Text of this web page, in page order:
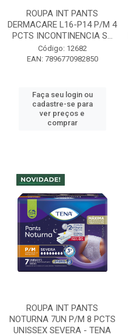
ROUPA INT PANTS
DERMACARE L16-P14 P/M 4
PCTS INCONTINENCIA S...
Código: 12682
EAN: 7896770982850
Faça seu login ou
cadastre-se para
ver preços e
comprar
ROUPA INT PANTS
NOTURNA 7UN P/M 8 PCTS
UNISSEX SEVERA - TENA